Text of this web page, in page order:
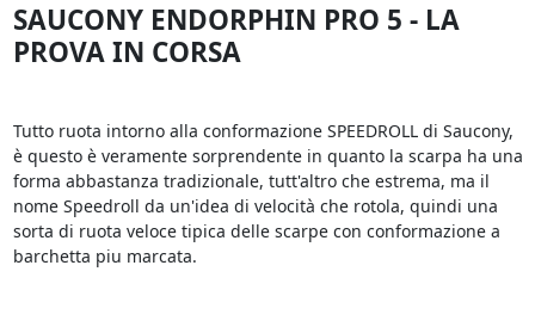
SAUCONY ENDORPHIN PRO 5 - LA
PROVA IN CORSA
Tutto ruota intorno alla conformazione SPEEDROLL di Saucony,
è questo è veramente sorprendente in quanto la scarpa ha una
forma abbastanza tradizionale, tutt'altro che estrema, ma il
nome Speedroll da un'idea di velocità che rotola, quindi una
sorta di ruota veloce tipica delle scarpe con conformazione a
barchetta piu marcata.